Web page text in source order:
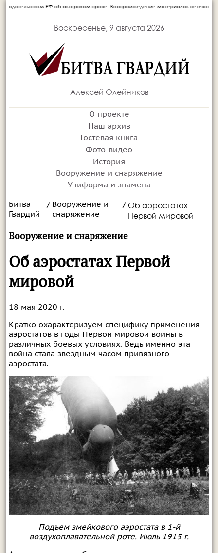
об авторском праве. Воспроизведение материалов сетевого издания
Воскресенье, 9 августа 2026
Алексей Олейников
О проекте
Наш архив
Гостевая книга
Фото-видео
История
Вооружение и снаряжение
Униформа и знамена
Битва
Гвардий
/ Вооружение и
снаряжение
/ Об аэростатах
Первой мировой
Вооружение и снаряжение
Об аэростатах Первой
мировой
18 мая 2020 г.
Кратко охарактеризуем специфику применения
аэростатов в годы Первой мировой войны в
различных боевых условиях. Ведь именно эта
война стала звездным часом привязного
аэростата.
Подъем змейкового аэростата в 1-й
воздухоплавательной роте. Июль 1915 г.